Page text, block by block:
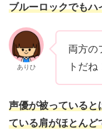
ブルーロックでもハ
ありひ
両方の
トだね
声優が被っていると
ている肩がほとんど